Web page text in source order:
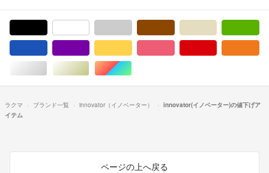
シルバー/銀色系ゴールド/金色系マルチカラー
ラクマ ブランド一覧 innovator（イノベーター）
innovator(イノベーター)の値下げア
イテム
ページの上へ戻る